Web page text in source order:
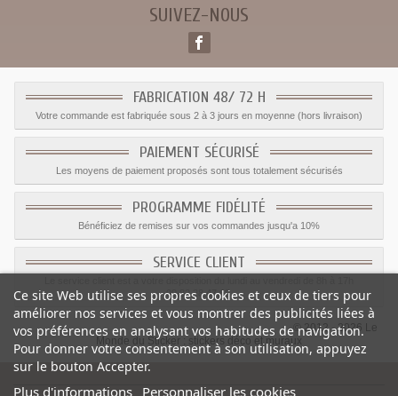
SUIVEZ-NOUS
FABRICATION 48/ 72 H
Votre commande est fabriquée sous 2 à 3 jours en moyenne (hors livraison)
PAIEMENT SÉCURISÉ
Les moyens de paiement proposés sont tous totalement sécurisés
PROGRAMME FIDÉLITÉ
Bénéficiez de remises sur vos commandes jusqu'a 10%
SERVICE CLIENT
09.82.28.47.69.
© 2012 - 2026 Le
Monde du Sticker :
stickers déco et muraux
Ce site Web utilise ses propres cookies et ceux de tiers pour
améliorer nos services et vous montrer des publicités liées à
vos préférences en analysant vos habitudes de navigation.
Pour donner votre consentement à son utilisation, appuyez
sur le bouton Accepter.
Plus d'informations Personnaliser les cookies